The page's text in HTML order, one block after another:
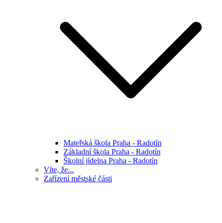
Mateřská škola Praha - Radotín
Základní škola Praha - Radotín
Školní jídelna Praha - Radotín
Víte, že...
Zařízení městské části